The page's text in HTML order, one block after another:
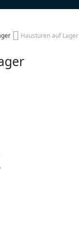
Haustüren auf Lager